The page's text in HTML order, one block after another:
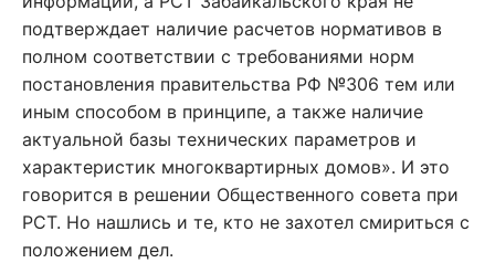
подтверждает наличие расчетов нормативов в
полном соответствии с требованиями норм
постановления правительства РФ №306 тем или
иным способом в принципе, а также наличие
актуальной базы технических параметров и
характеристик многоквартирных домов». И это
говорится в решении Общественного совета при
РСТ. Но нашлись и те, кто не захотел смириться с
положением дел.